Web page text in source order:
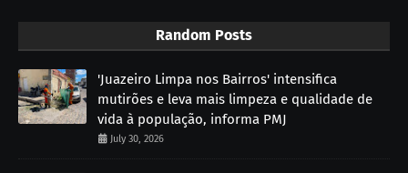
Random Posts
'Juazeiro Limpa nos Bairros' intensifica
mutirões e leva mais limpeza e qualidade de
vida à população, informa PMJ
July 30, 2026